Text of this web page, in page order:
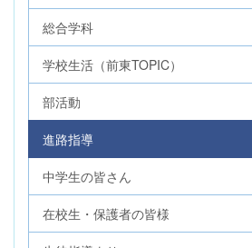
総合学科
学校生活（前東TOPIC）
部活動
進路指導
中学生の皆さん
在校生・保護者の皆様